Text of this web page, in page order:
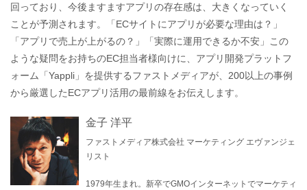
回っており、今後ますますアプリの存在感は、大きくなっていく
ことが予測されます。「ECサイトにアプリが必要な理由は？」
「アプリで売上が上がるの？」「実際に運用できるか不安」この
ような疑問をお持ちのEC担当者様向けに、アプリ開発プラットフ
ォーム「Yappli」を提供するファストメディアが、200以上の事例
から厳選したECアプリ活用の最前線をお伝えします。
金子 洋平
ファストメディア株式会社 マーケティング エヴァンジェ
リスト
1979年生まれ。新卒でGMOインターネットでマーケティ